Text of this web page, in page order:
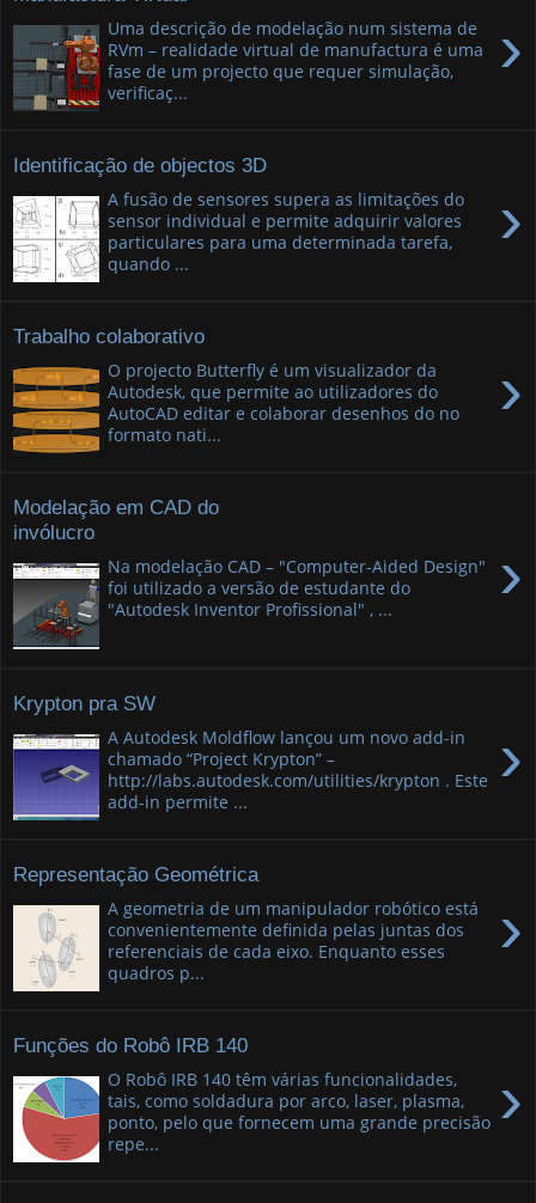
›
Uma descrição de modelação num sistema de
RVm – realidade virtual de manufactura é uma
fase de um projecto que requer simulação,
verificaç...
Identificação de objectos 3D
›
A fusão de sensores supera as limitações do
sensor individual e permite adquirir valores
particulares para uma determinada tarefa,
quando ...
Trabalho colaborativo
›
O projecto Butterfly é um visualizador da
Autodesk, que permite ao utilizadores do
AutoCAD editar e colaborar desenhos do no
formato nati...
Modelação em CAD do
invólucro
›
Na modelação CAD – "Computer-Aided Design"
foi utilizado a versão de estudante do
"Autodesk Inventor Profissional" , ...
Krypton pra SW
›
A Autodesk Moldflow lançou um novo add-in
chamado “Project Krypton” –
http://labs.autodesk.com/utilities/krypton . Este
add-in permite ...
Representação Geométrica
›
A geometria de um manipulador robótico está
convenientemente definida pelas juntas dos
referenciais de cada eixo. Enquanto esses
quadros p...
Funções do Robô IRB 140
›
O Robô IRB 140 têm várias funcionalidades,
tais, como soldadura por arco, laser, plasma,
ponto, pelo que fornecem uma grande precisão
repe...